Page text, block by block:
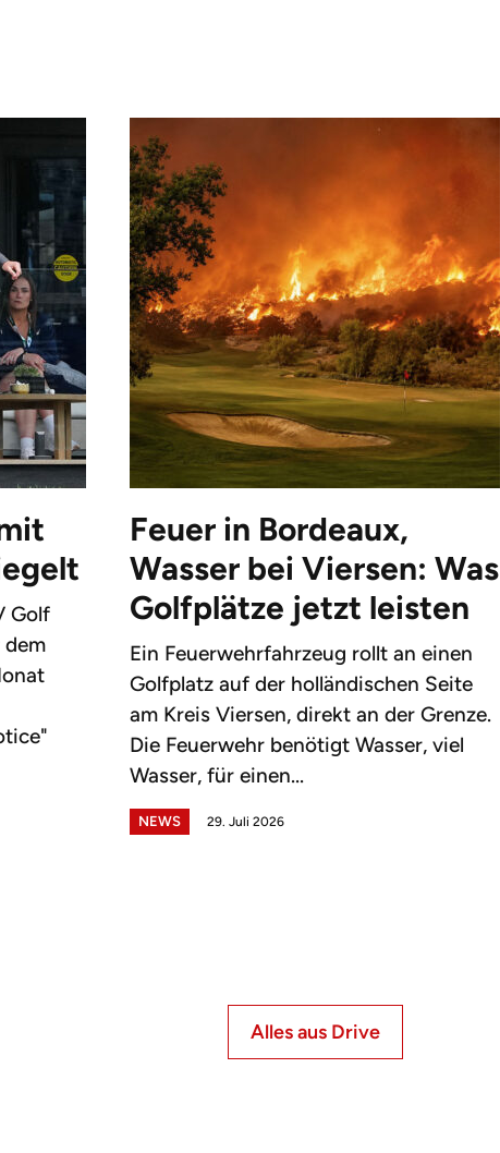
Golf
Feuer in Bordeaux,
Wasser bei Viersen: Was
Golfplätze jetzt leisten
Ein Feuerwehrfahrzeug rollt an einen
Golfplatz auf der holländischen Seite
am Kreis Viersen, direkt an der Grenze.
Die Feuerwehr benötigt Wasser, viel
Wasser, für einen...
NEWS 29. Juli 2026
Alles aus Drive